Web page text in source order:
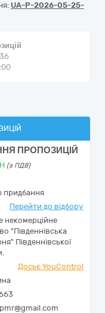
UA-P-2026-05-25-
ПРОПОЗИЦІЙ
(з ПДВ)
придбання
Перейти до відбору
некомерційне
"Південнівська
Південнівської
Досьє YouControl